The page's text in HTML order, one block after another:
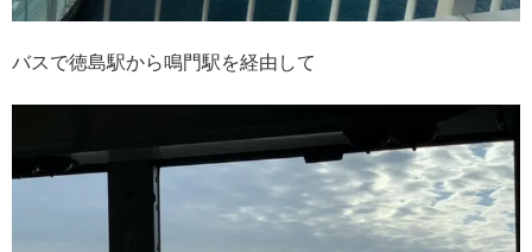
バスで徳島駅から鳴門駅を経由して